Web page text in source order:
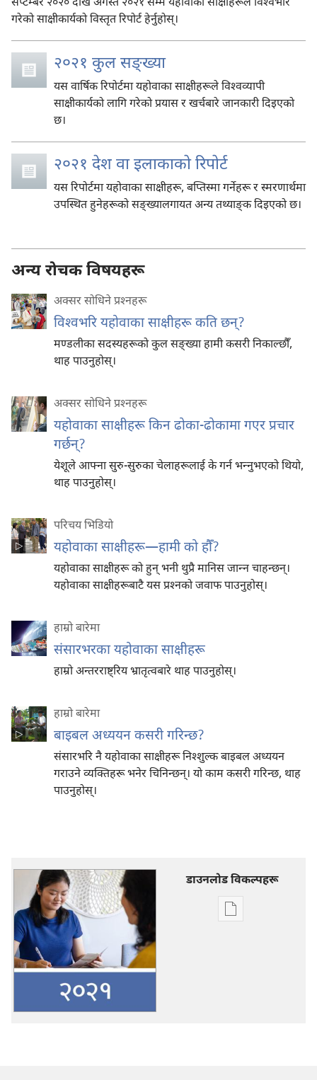
सेप्टेम्बर २०२० देखि अगस्त २०२१ सम्म यहोवाका साक्षीहरूले विश्‍वभरि
गरेको साक्षीकार्यको विस्तृत रिपोर्ट हेर्नुहोस्‌।
२०२१ कुल सङ्‌ख्या
यस वार्षिक रिपोर्टमा यहोवाका साक्षीहरूले विश्‍वव्यापी
साक्षीकार्यको लागि गरेको प्रयास र खर्चबारे जानकारी दिइएको
छ।
२०२१ देश वा इलाकाको रिपोर्ट
यस रिपोर्टमा यहोवाका साक्षीहरू, बप्तिस्मा गर्नेहरू र स्मरणार्थमा
उपस्थित हुनेहरूको सङ्‌ख्यालगायत अन्य तथ्याङ्‌क दिइएको छ।
अन्य रोचक विषयहरू
अक्सर सोधिने प्रश्‍नहरू
विश्‍वभरि यहोवाका साक्षीहरू कति छन्‌?
मण्डलीका सदस्यहरूको कुल सङ्‌ख्या हामी कसरी निकाल्छौँ,
थाह पाउनुहोस्‌।
अक्सर सोधिने प्रश्‍नहरू
यहोवाका साक्षीहरू किन ढोका-ढोकामा गएर प्रचार
गर्छन्‌?
येशूले आफ्ना सुरु-सुरुका चेलाहरूलाई के गर्न भन्‍नुभएको थियो,
थाह पाउनुहोस्‌।
परिचय भिडियो
यहोवाका साक्षीहरू—हामी को हौँ?
यहोवाका साक्षीहरू को हुन्‌ भनी थुप्रै मानिस जान्‍न चाहन्छन्‌।
यहोवाका साक्षीहरूबाटै यस प्रश्‍नको जवाफ पाउनुहोस्‌।
हाम्रो बारेमा
संसारभरका यहोवाका साक्षीहरू
हाम्रो अन्तरराष्ट्रिय भ्रातृत्वबारे थाह पाउनुहोस्‌।
हाम्रो बारेमा
बाइबल अध्ययन कसरी गरिन्छ?
संसारभरि नै यहोवाका साक्षीहरू निश्‍शुल्क बाइबल अध्ययन
गराउने व्यक्‍तिहरू भनेर चिनिन्छन्‌। यो काम कसरी गरिन्छ, थाह
पाउनुहोस्‌।
डाउनलोड विकल्पहरू
प्रकाशन